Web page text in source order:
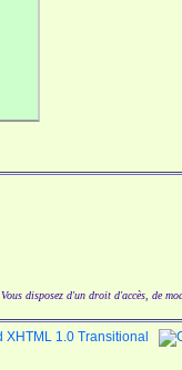
Vous disposez d'un droit d'accès, de